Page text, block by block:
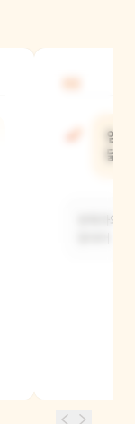
엄
닮
양육자와